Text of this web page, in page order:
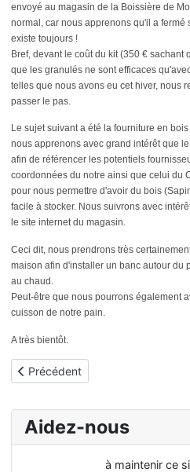
envoyé au magasin de la Boissière de
normal, car nous apprenons qu'il a fermé
existe toujours !
Bref, devant le coût du kit (350 € sachant
que les granulés ne sont efficaces
telles que nous avons eu cet hiver, nous
passer le pas.
Le sujet suivant a été la fourniture en
nous apprenons avec grand intérêt que
afin de référencer les potentiels
coordonnées du notre ainsi que celui du
pour nous permettre d'avoir du bois
facile à stocker. Nous suivrons avec
le site internet du magasin.
Ceci dit, nous prendrons très
maison afin d'installer un banc autour du
au chaud.
Peut-être que nous pourrons également
cuisson de notre pain.
A très bientôt.
Article précédent : Nouveau
Précédent
Aidez-nous
à maintenir ce